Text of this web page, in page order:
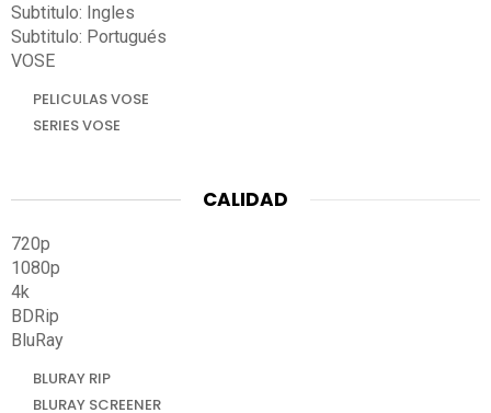
Subtitulo: Ingles
Subtitulo: Portugués
VOSE
PELICULAS VOSE
SERIES VOSE
CALIDAD
720p
1080p
4k
BDRip
BluRay
BLURAY RIP
BLURAY SCREENER